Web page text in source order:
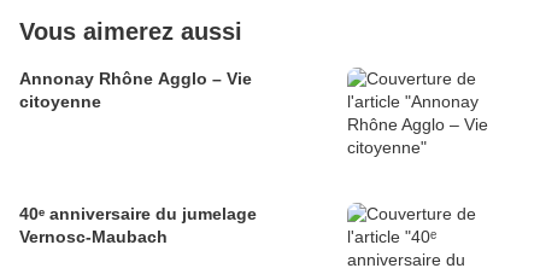
Vous aimerez aussi
Annonay Rhône Agglo – Vie
citoyenne
40ᵉ anniversaire du jumelage
Vernosc-Maubach